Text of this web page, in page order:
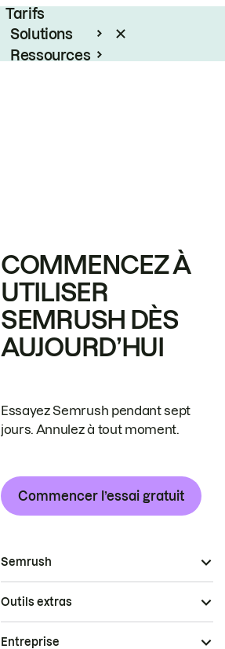
Tarifs
Solutions
Ressources
COMMENCEZ À
UTILISER
SEMRUSH DÈS
AUJOURD’HUI
Essayez Semrush pendant sept
jours. Annulez à tout moment.
Commencer l’essai gratuit
Semrush
Outils extras
Entreprise